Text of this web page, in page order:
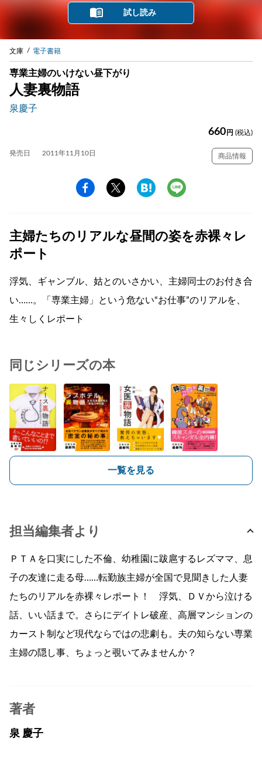
試し読み
文庫 電子書籍
専業主婦のいけない昼下がり
人妻裏物語
泉慶子
660 円 (税込)
発売日 2011年11月10日 商品情報
主婦たちのリアルな昼間の姿を赤裸々レ
ポート
浮気、ギャンブル、姑とのいさかい、主婦同士のお付き合
い……。「専業主婦」という危ない“お仕事”のリアルを、
生々しくレポート
同じシリーズの本
一覧を見る
担当編集者より
ＰＴＡを口実にした不倫、幼稚園に跋扈するレズママ、息
子の友達に走る母……転勤族主婦が全国で見聞きした人妻
たちのリアルを赤裸々レポート！ 浮気、ＤＶから泣ける
話、いい話まで。さらにデイトレ破産、高層マンションの
カースト制など現代ならではの悲劇も。夫の知らない専業
主婦の隠し事、ちょっと覗いてみませんか？
著者
泉 慶子